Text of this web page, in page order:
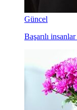
Güncel
Başarılı